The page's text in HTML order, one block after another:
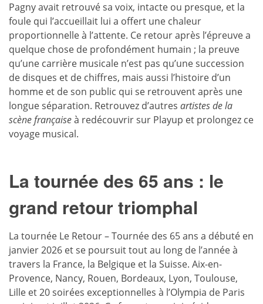
Pagny avait retrouvé sa voix, intacte ou presque, et la
foule qui l’accueillait lui a offert une chaleur
proportionnelle à l’attente. Ce retour après l’épreuve a
quelque chose de profondément humain ; la preuve
qu’une carrière musicale n’est pas qu’une succession
de disques et de chiffres, mais aussi l’histoire d’un
homme et de son public qui se retrouvent après une
longue séparation. Retrouvez d’autres artistes de la
scène françaiseà redécouvrir sur Playup et prolongez ce
voyage musical.
La tournée des 65 ans : le
grand retour triomphal
La tournée Le Retour – Tournée des 65 ans a débuté en
janvier 2026 et se poursuit tout au long de l’année à
travers la France, la Belgique et la Suisse. Aix-en-
Provence, Nancy, Rouen, Bordeaux, Lyon, Toulouse,
Lille et 20 soirées exceptionnelles à l’Olympia de Paris